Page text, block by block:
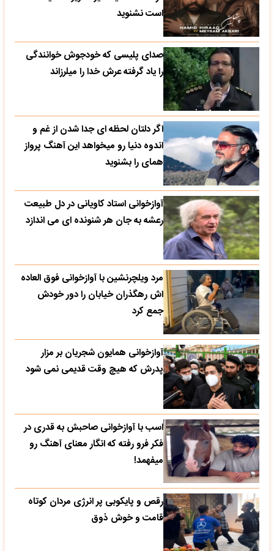
است نشنوید
صدای پلیسی که خودجوش خوانندگی
را یاد گرفته عرش خدا را میلرزاند
اگر دلتان لحظه ای جدا شدن از غم و
اندوه دنیا رو میخواهد این آهنگ پرواز
همای را بشنوید
آوازخوانی استاد کاویانی در دل طبیعت
رعشه به جان هر شنونده ای می اندازد
مرد ویلچرنشین با آوازخوانی فوق العاده
اش رهگذران خیابان را دور خودش
جمع کرد
آوازخوانی همایون شجریان بر مزار
پدرش که هیچ وقت قدیمی نمی شود
اسب با آوازخوانی صاحبش به قدری در
فکر فرو رفته که انگار معنای آهنگ رو
میفهمد!
رقص و پایکوبی پر انرژی مردان کوتاه
قامت و خوش ذوق